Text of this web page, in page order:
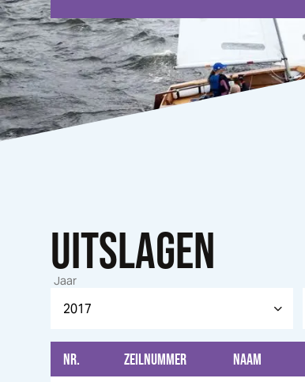
UITSLAGEN
Jaar
NR. ZEILNUMMER NAAM